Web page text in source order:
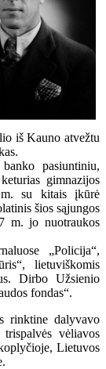
iš Kauno atvežtu
pasiuntiniu,
gimnazijos
su kitais įkūrė
šios sąjungos
m. jo nuotraukos
„Policija“,
lietuviškomis
Dirbo Užsienio
fondas“.
rinktine dalyvavo
vėliavos
Lietuvos